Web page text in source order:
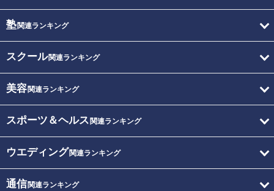
塾関連ランキング
スクール関連ランキング
美容関連ランキング
スポーツ＆ヘルス 関連ランキング
ウエディング関連ランキング
通信関連ランキング